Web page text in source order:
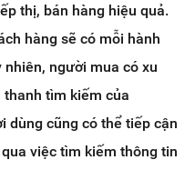
thị, bán hàng hiệu quả.
hàng sẽ có mỗi hành
người mua có xu
tìm kiếm của
dùng cũng có thể tiếp cận
việc tìm kiếm thông tin